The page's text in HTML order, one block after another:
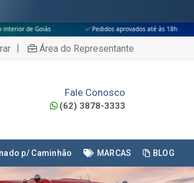
aprovados até às 18h ✅ Apenas transportadoras
| Área do Representante
Fale Conosco
(62) 3878-3333
p/ Caminhão MARCAS BLOG